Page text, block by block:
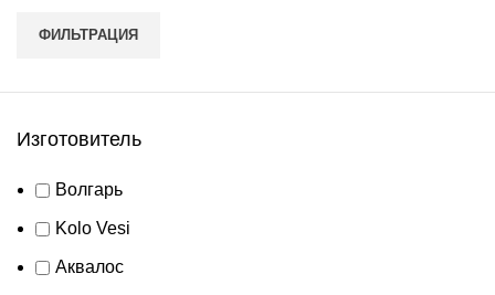
ФИЛЬТРАЦИЯ
Изготовитель
Волгарь
Kolo Vesi
Аквалос